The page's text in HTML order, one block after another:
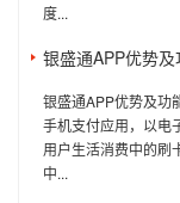
度...
银盛通APP优势
银盛通APP优势及功
手机支付应用，以电
用户生活消费中的刷
中...